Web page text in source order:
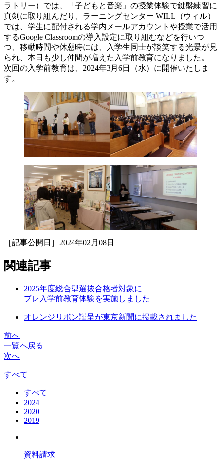
ラトリー）では、「子どもと音楽」の授業体験で鍵盤練習に
真剣に取り組んだり、ラーニングセンター WILL（ウィル）
では、学生に配付される学内メールアカウントや授業で活用
するGoogle Classroomの導入設定に取り組むなどを行いつ
つ、移動時間や休憩時には、入学生同士が談笑する光景が見
られ、本日も少し仲間が増えた入学前教育になりました。
次回の入学前教育は、2024年3月6日（水）に開催いたしま
す。
［記事公開日］2024年02月08日
関連記事
2025年度総合型選抜合格者対象に
プレ入学前教育体験を実施しました
オレンジリボン謹呈が東京新聞に掲載されました
前へ
一覧へ戻る
次へ
すべて
すべて
2024
2020
2019
資料請求